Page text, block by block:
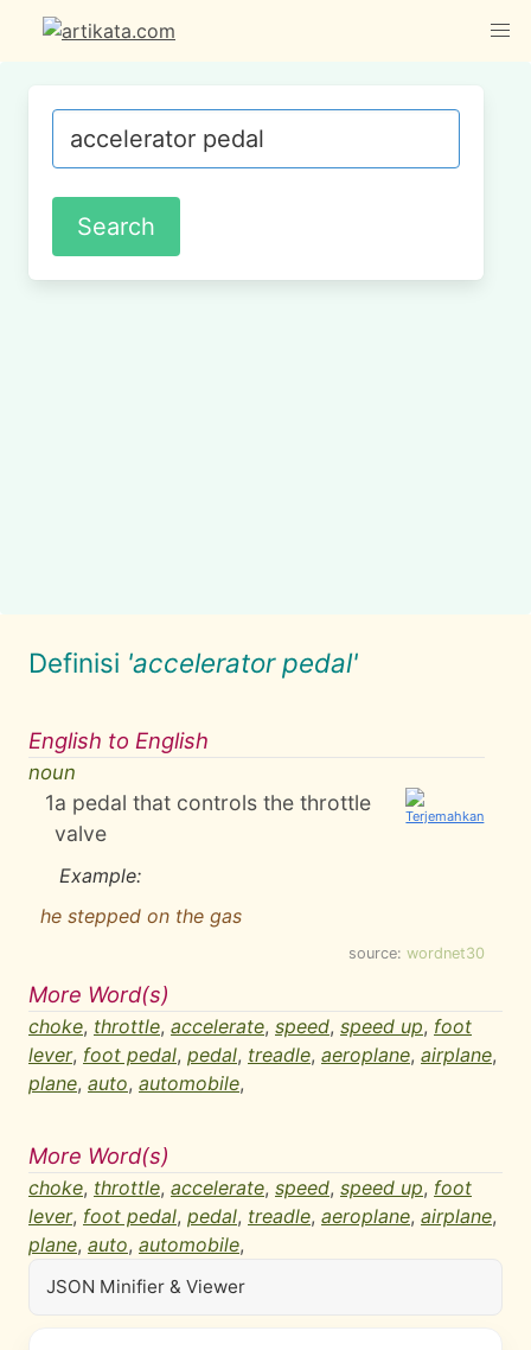
Definisi 'accelerator pedal'
English to English
noun
1a pedal that controls the throttle
valve
Example:
he stepped on the gas
source: wordnet30
More Word(s)
choke, throttle, accelerate, speed, speed up, foot
lever, foot pedal, pedal, treadle, aeroplane, airplane,
plane, auto, automobile,
More Word(s)
choke, throttle, accelerate, speed, speed up, foot
lever, foot pedal, pedal, treadle, aeroplane, airplane,
plane, auto, automobile,
JSON Minifier & Viewer